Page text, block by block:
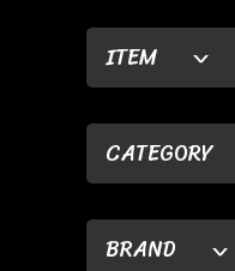
ITEM
CATEGORY
BRAND